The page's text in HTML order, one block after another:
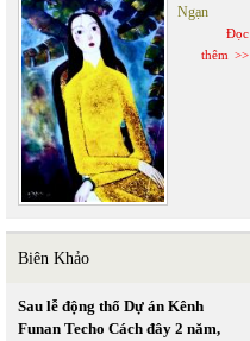
Ngạn
Đọc
thêm
Biên Khảo
Sau lễ động thổ Dự án Kênh
Funan Techo Cách đây 2 năm,